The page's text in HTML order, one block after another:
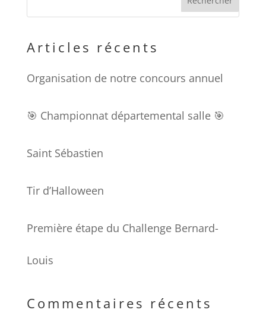
Articles récents
Organisation de notre concours annuel
🎯 Championnat départemental salle 🎯
Saint Sébastien
Tir d’Halloween
Première étape du Challenge Bernard-
Louis
Commentaires récents